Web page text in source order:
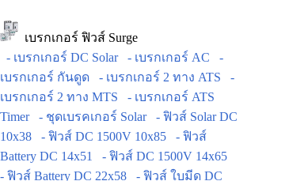
เบรกเกอร์ ฟิวส์ Surge
- เบรกเกอร์ DC Solar
- เบรกเกอร์ AC
-
เบรกเกอร์ กันดูด
- เบรกเกอร์ 2 ทาง ATS
-
เบรกเกอร์ 2 ทาง MTS
- เบรกเกอร์ ATS
Timer
- ชุดเบรคเกอร์ Solar
- ฟิวส์ Solar DC
10x38
- ฟิวส์ DC 1500V 10x85
- ฟิวส์
Battery DC 14x51
- ฟิวส์ DC 1500V 14x65
- ฟิวส์ Battery DC 22x58
- ฟิวส์ ใบมีด DC